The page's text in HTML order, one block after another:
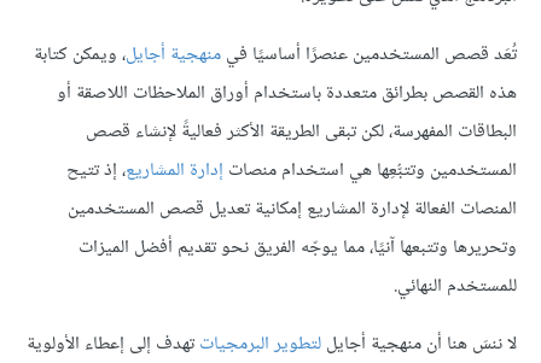
تُعَد قصص المستخدمين عنصرًا أساسيًا فيمنهجية أجايل، ويمكن كتابة
هذه القصص بطرائق متعددة باستخدام أوراق الملاحظات اللاصقة أو
البطاقات المفهرسة، لكن تبقى الطريقة الأكثر فعاليةً لإنشاء قصص
المستخدمين وتتبُّعِها هي استخدام منصات إدارة المشاريع، إذ تتيح
المنصات الفعالة لإدارة المشاريع إمكانية تعديل قصص المستخدمين
وتحريرها وتتبعها آنيًا، مما يوجّه الفريق نحو تقديم أفضل الميزات
للمستخدم النهائي.
لا ننسَ هنا أن منهجية أجايللتطوير البرمجياتتهدف إلى إعطاء الأولوية